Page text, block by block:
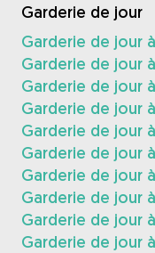
Garderie de jour
Garderie de jour
Garderie de jour
Garderie de jour
Garderie de jour
Garderie de jour
Garderie de jour
Garderie de jour
Garderie de jour
Garderie de jour
Garderie de jour